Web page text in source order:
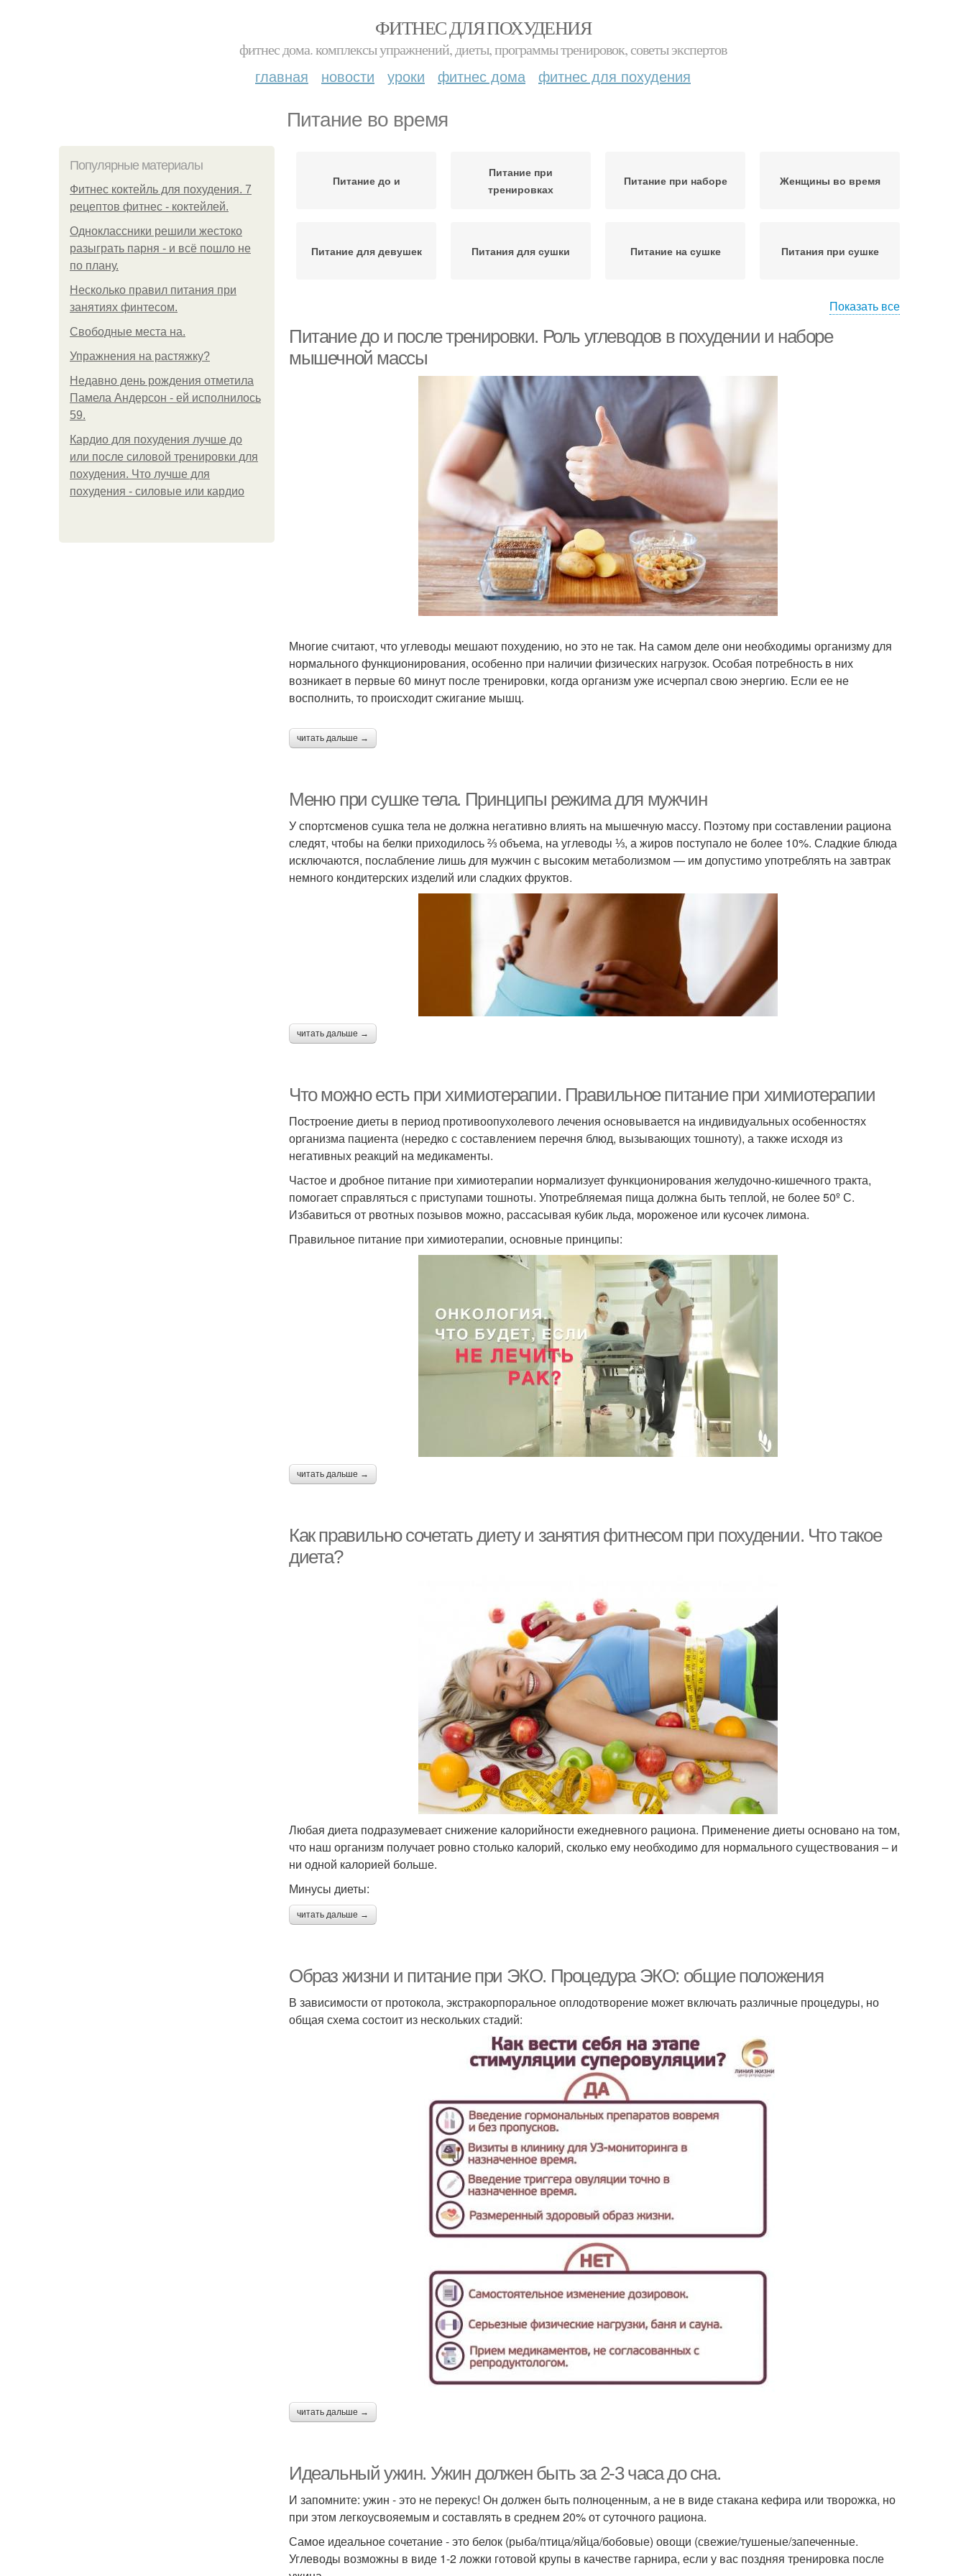
ФИТНЕС ДЛЯ ПОХУДЕНИЯ
фитнес дома. комплексы упражнений, диеты, программы тренировок, советы экспертов
главная новости уроки фитнес дома фитнес для похудения
Питание во время
Популярные материалы
Фитнес коктейль для похудения. 7
рецептов фитнес - коктейлей.
Одноклассники решили жестоко
разыграть парня - и всё пошло не
по плану.
Несколько правил питания при
занятиях финтесом.
Свободные места на.
Упражнения на растяжку?
Недавно день рождения отметила
Памела Андерсон - ей исполнилось
59.
Кардио для похудения лучше до
или после силовой тренировки для
похудения. Что лучше для
похудения - силовые или кардио
Питание до и
Питание при
тренировках
Питание при наборе Женщины во время
Питание для девушек Питания для сушки Питание на сушке Питания при сушке
химиотерапии
Показать все
Питание до и после тренировки. Роль углеводов в похудении и наборе
мышечной массы
Многие считают, что углеводы мешают похудению, но это не так. На самом деле они необходимы организму для
нормального функционирования, особенно при наличии физических нагрузок. Особая потребность в них
возникает в первые 60 минут после тренировки, когда организм уже исчерпал свою энергию. Если ее не
восполнить, то происходит сжигание мышц.
читать дальше →
Меню при сушке тела. Принципы режима для мужчин
У спортсменов сушка тела не должна негативно влиять на мышечную массу. Поэтому при составлении рациона
следят, чтобы на белки приходилось ⅔ объема, на углеводы ⅓, а жиров поступало не более 10%. Сладкие блюда
исключаются, послабление лишь для мужчин с высоким метаболизмом — им допустимо употреблять на завтрак
немного кондитерских изделий или сладких фруктов.
читать дальше →
Что можно есть при химиотерапии. Правильное питание при химиотерапии
Построение диеты в период противоопухолевого лечения основывается на индивидуальных особенностях
организма пациента (нередко с составлением перечня блюд, вызывающих тошноту), а также исходя из
негативных реакций на медикаменты.
Частое и дробное питание при химиотерапии нормализует функционирования желудочно-кишечного тракта,
помогает справляться с приступами тошноты. Употребляемая пища должна быть теплой, не более 50º С.
Избавиться от рвотных позывов можно, рассасывая кубик льда, мороженое или кусочек лимона.
Правильное питание при химиотерапии, основные принципы:
читать дальше →
Как правильно сочетать диету и занятия фитнесом при похудении. Что такое
диета?
Любая диета подразумевает снижение калорийности ежедневного рациона. Применение диеты основано на том,
что наш организм получает ровно столько калорий, сколько ему необходимо для нормального существования – и
ни одной калорией больше.
Минусы диеты:
читать дальше →
Образ жизни и питание при ЭКО. Процедура ЭКО: общие положения
В зависимости от протокола, экстракорпоральное оплодотворение может включать различные процедуры, но
общая схема состоит из нескольких стадий:
читать дальше →
Идеальный ужин. Ужин должен быть за 2-3 часа до сна.
И запомните: ужин - это не перекус! Он должен быть полноценным, а не в виде стакана кефира или творожка, но
при этом легкоусвояемым и составлять в среднем 20% от суточного рациона.
Самое идеальное сочетание - это белок (рыба/птица/яйца/бобовые) овощи (свежие/тушеные/запеченные.
Углеводы возможны в виде 1-2 ложки готовой крупы в качестве гарнира, если у вас поздняя тренировка после